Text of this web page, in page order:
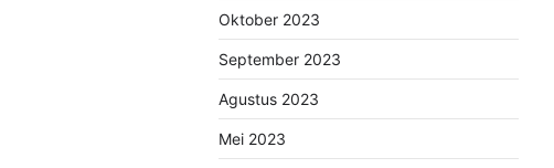
Oktober 2023
September 2023
Agustus 2023
Mei 2023